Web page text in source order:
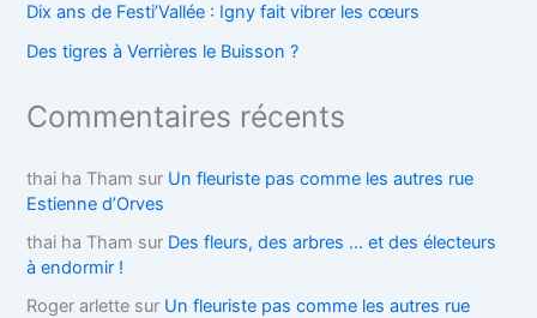
Dix ans de Festi’Vallée : Igny fait vibrer les cœurs
Des tigres à Verrières le Buisson ?
Commentaires récents
thai ha Tham sur Un fleuriste pas comme les autres rue
Estienne d’Orves
thai ha Tham sur Des fleurs, des arbres … et des électeurs
à endormir !
Roger arlette sur Un fleuriste pas comme les autres rue